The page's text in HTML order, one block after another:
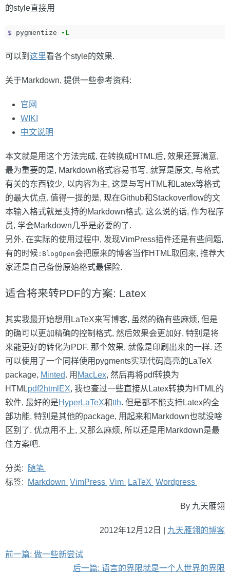
的style直接用
$ pygmentize -L
可以到 这里看各个style的效果.
关于Markdown, 提供一些参考资料:
官网
WIKI
中文说明
本文就是用这个方法完成, 在转换成HTML后, 效果还算满意,
最为重要的是, Markdown格式容易书写, 就算是原文, 与格式
有关的东西较少, 以内容为主, 这是与写HTML和Latex等格式
的最大优点. 值得一提的是, 现在Github和Stackoverflow的文
本输入格式就是支持的Markdown格式. 这么说的话, 作为程序
员, 学会Markdown几乎是必要的了.
另外, 在实际的使用过程中, 发现VimPress插件还是有些问题,
有的时候 :BlogOpen会把原来的博客当作HTML取回来, 推荐大
家还是自己备份原始格式最保险.
适合将来转PDF的方案: Latex
其实我最开始想用LaTeX来写博客, 虽然的确有些麻烦, 但是
的确可以更加精确的控制格式, 然后效果会更加好, 特别是将
来能更好的转化为PDF. 那个效果, 就像是印刷出来的一样. 还
可以使用了一个同样使用pygments实现代码高亮的LaTeX
package, Minted. 用 MacLex, 然后再将pdf转换为
HTMLpdf2htmlEX, 我也查过一些直接从Latex转换为HTML的
软件, 最好的是HyperLaTeX和tth. 但是都不能支持Latex的全
部功能, 特别是其他的package, 用起来和Markdown也就没啥
区别了. 优点用不上, 又那么麻烦, 所以还是用Markdown是最
佳方案吧.
分类:
随笔
标签:
Markdown VimPress Vim LaTeX Wordpress
By 九天雁翎
2012年12月12日 | 九天雁翎的博客
前一篇: 做一些新尝试
后一篇: 语言的界限就是一个人世界的界限